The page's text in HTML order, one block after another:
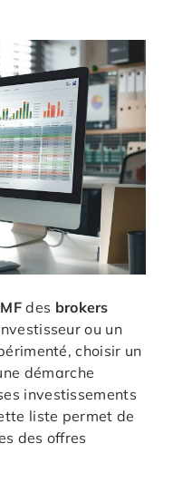
des brokers
ou un
choisir un
démarche
investissements
liste permet de
des offres